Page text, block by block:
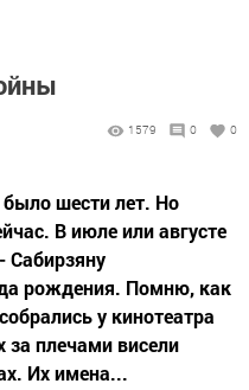
1579 0 0
было шести лет. Но
В июле или августе
Сабирзяну
рождения. Помню, как
у кинотеатра
плечами висели
Их имена...